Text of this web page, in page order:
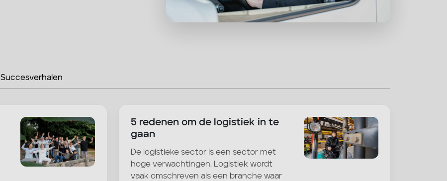
Succesverhalen
5 redenen om de logistiek in te
gaan
De logistieke sector is een sector met
hoge verwachtingen. Logistiek wordt
vaak omschreven als een branche waar